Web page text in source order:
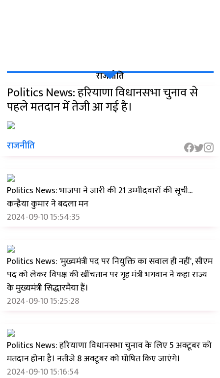
राजनीति
Politics News: हरियाणा विधानसभा चुनाव से
पहले मतदान में तेजी आ गई है।
राजनीति
Politics News: भाजपा ने जारी की 21 उम्मीदवारों की सूची...
कन्हैया कुमार ने बदला मन
2024-09-10 15:54:35
Politics News: 'मुख्यमंत्री पद पर नियुक्ति का सवाल ही नहीं', सीएम
पद को लेकर विपक्ष की खींचतान पर गृह मंत्री भगवान ने कहा राज्य
के मुख्यमंत्री सिद्धारमैया हैं।
2024-09-10 15:25:28
Politics News: हरियाणा विधानसभा चुनाव के लिए 5 अक्टूबर को
मतदान होना है। नतीजे 8 अक्टूबर को घोषित किए जाएंगे।
2024-09-10 15:16:54